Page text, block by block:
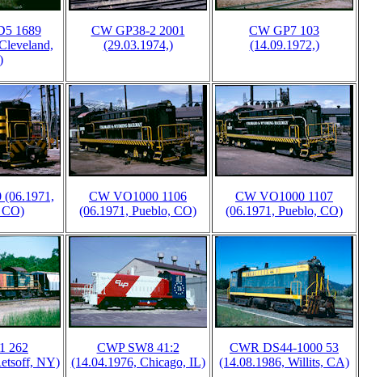
1689
CW GP38-2 2001
(29.03.1974,)
CW GP7 103
(14.09.1972,)
(06.1971,
CW VO1000 1106
(06.1971, Pueblo, CO)
CW VO1000 1107
(06.1971, Pueblo, CO)
262
NY)
CWP SW8 41:2
(14.04.1976, Chicago, IL)
CWR DS44-1000 53
(14.08.1986, Willits, CA)